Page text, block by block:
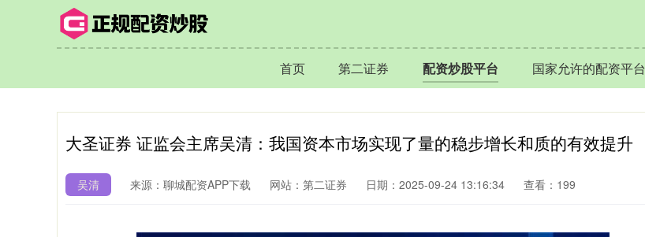
首页 第二证券 配资炒股平台 国家允许的配资平台
大圣证券 证监会主席吴清：我国资本市场实现了量的稳步增长和质的有效提升
吴清 来源：聊城配资APP下载 网站：第二证券 日期：2025-09-24 13:16:34 查看：199